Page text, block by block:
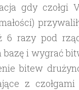
gdy czołgi
6 razy pod
i wygrać
bitew
z